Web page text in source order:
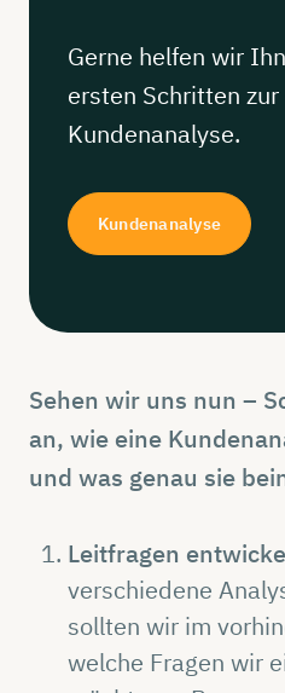
Gerne helfen wir
ersten Schritten zur
Kundenanalyse.
Kundenanalyse
Sehen wir uns nun –
an, wie eine
und was genau sie
Leitfragen
verschiedene
sollten wir im
welche Fragen wir